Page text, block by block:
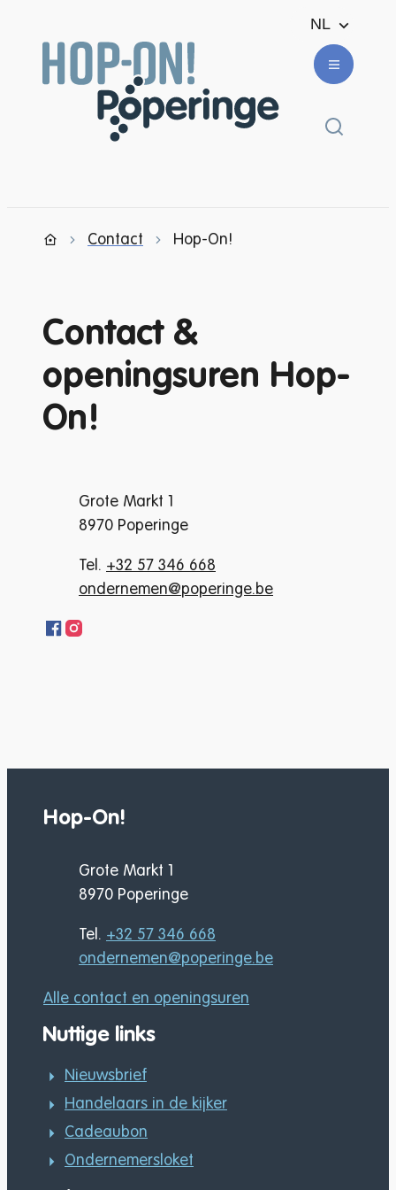
NL
Ondernemen en winkelen
Zoek
Menu
Startpagina
Contact Hop-On!
Contact &
openingsuren Hop-
On!
AdresGrote Markt 1
,8970 Poperinge
+32 57 346 668
E-mailondernemen@poperinge.be
Facebook Hop-On!
Instagram Hop-On!
Hop-On!
AdresGrote Markt 1
,8970 Poperinge
+32 57 346 668
E-mailondernemen@poperinge.be
Alle contact en openingsuren
Nuttige links
Nieuwsbrief
Handelaars in de kijker
Cadeaubon
Ondernemersloket